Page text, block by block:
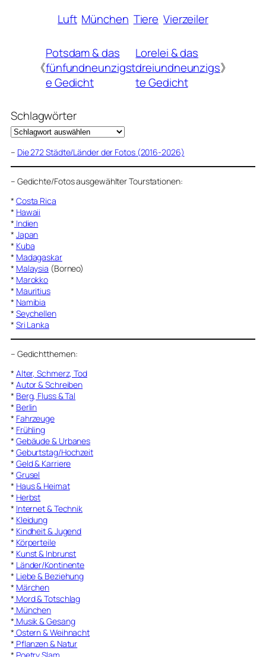
Luft München Tiere Vierzeiler
《
Potsdam & das
fünfundneunzigst
e Gedicht
Lorelei & das
dreiundneunzigs
te Gedicht
》
Schlagwörter
– Die 272 Städte/Länder der Fotos (2016-2026)
– Gedichte/Fotos ausgewählter Tourstationen:
* Costa Rica
* Hawaii
* Indien
* Japan
* Kuba
* Madagaskar
* Malaysia (Borneo)
* Marokko
* Mauritius
* Namibia
* Seychellen
* Sri Lanka
– Gedichtthemen:
* Alter, Schmerz, Tod
* Autor & Schreiben
* Berg, Fluss & Tal
* Berlin
* Fahrzeuge
* Frühling
* Gebäude & Urbanes
* Geburtstag/Hochzeit
* Geld & Karriere
* Grusel
* Haus & Heimat
* Herbst
* Internet & Technik
* Kleidung
* Kindheit & Jugend
* Körperteile
* Kunst & Inbrunst
* Länder/Kontinente
* Liebe & Beziehung
* Märchen
* Mord & Totschlag
* München
* Musik & Gesang
* Ostern & Weihnacht
* Pflanzen & Natur